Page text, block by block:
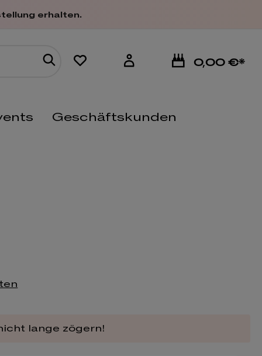
erhalten.
0,00 €*
Geschäftskunden
lange zögern!